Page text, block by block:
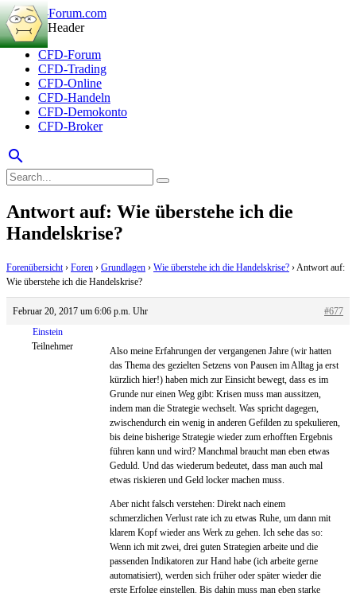
CFD-Forum
CFD-Trading
CFD-Online
CFD-Handeln
CFD-Demokonto
CFD-Broker
search
Antwort auf: Wie überstehe ich die
Handelskrise?
Forenübersicht › Foren › Grundlagen › Wie überstehe ich die Handelskrise? ›Antwort auf:
Wie überstehe ich die Handelskrise?
Februar 20, 2017 um 6:06 p.m. Uhr
#677
Einstein
Teilnehmer
Also meine Erfahrungen der vergangenen Jahre (wir hatten
das Thema des gezielten Setzens von Pausen im Alltag ja erst
kürzlich hier!) haben mich zur Einsicht bewegt, dass es im
Grunde nur einen Weg gibt: Krisen muss man aussitzen,
indem man die Strategie wechselt. Was spricht dagegen,
zwischendurch ein wenig in anderen Gefilden zu spekulieren,
bis deine bisherige Strategie wieder zum erhofften Ergebnis
führen kann und wird? Manchmal braucht man eben etwas
Geduld. Und das wiederum bedeutet, dass man auch mal
etwas riskieren und Geld locker machen muss.
Aber nicht falsch verstehen: Direkt nach einem
schmerzlichen Verlust rate ich zu etwas Ruhe, um dann mit
klarem Kopf wieder ans Werk zu gehen. Ich sehe das so:
Wenn ich mit zwei, drei guten Strategien arbeite und die
passenden Indikatoren zur Hand habe (ich arbeite gerne
automatisiert), werden sich früher oder später wieder die
erste Erfolge einstellen. Bis dahin muss man eben starke